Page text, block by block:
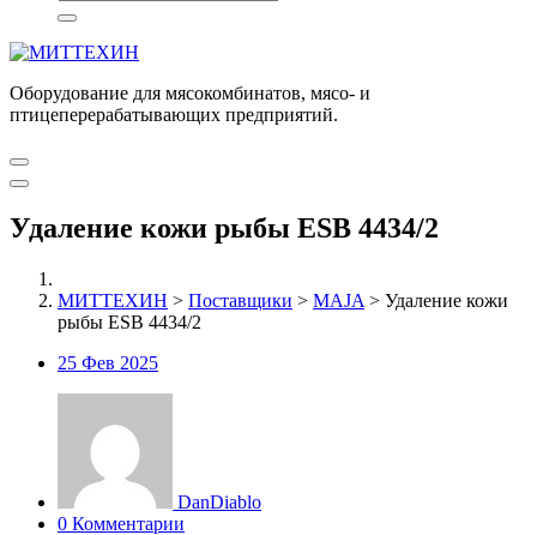
Оборудование для мясокомбинатов, мясо- и
птицеперерабатывающих предприятий.
Удаление кожи рыбы ESB 4434/2
МИТТЕХИН > Поставщики > MAJA > Удаление кожи
рыбы ESB 4434/2
25 Фев 2025
DanDiablo
0 Комментарии